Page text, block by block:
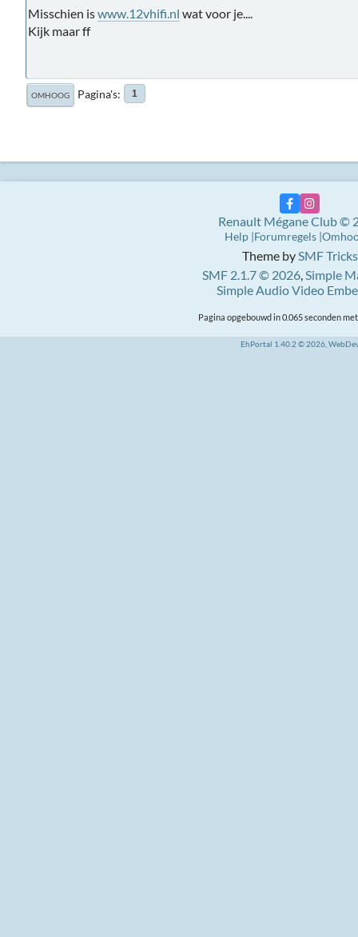
Misschien iswww.12vhifi.nl wat voor je....
Kijk maar ff
OMHOOG Pagina's 1
Theme bySMF Tricks
SMF 2.1.7 © 2026,Simple
Simple Audio Video
Renault Mégane Club ©
Help Forumregels
Pagina opgebouwd in 0.065 seconden
EhPortal 1.40.2 © 2026,